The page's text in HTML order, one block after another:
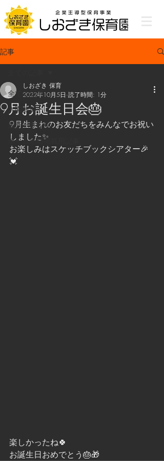
記事
全ての記事
入園募集
最新記事投稿
ホーム画面掲載用記事
9月お誕生日会🎂
しおざき 保育
2022年10月5日 読了時間: 1分
9月生まれのお友だちをみんなでお祝い
しました✨
お楽しみはスケッチブックシアター🎉
💓
楽しかったね🍀
お誕生日おめでとう🎂🎁